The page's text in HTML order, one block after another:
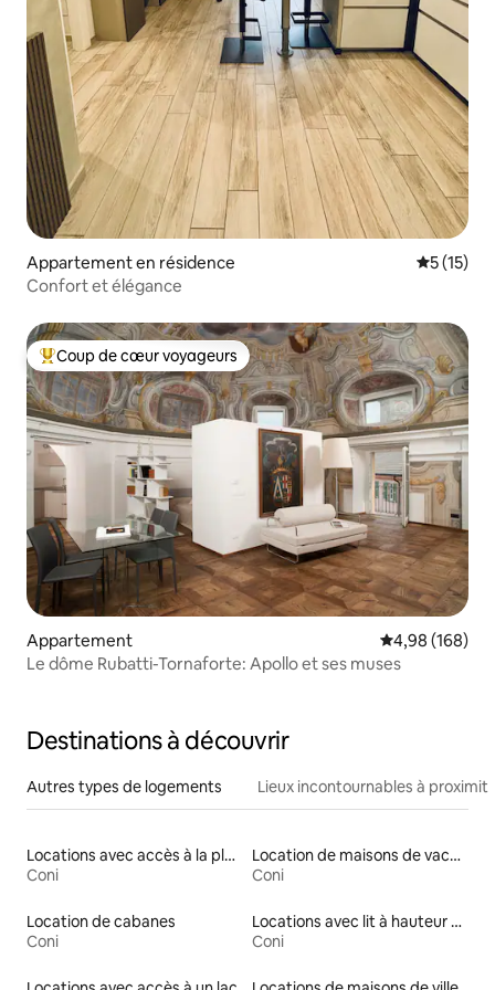
Appartement en résidence
5 (15)
Confort et élégance
Coups de cœur voyageurs les plus appréciés
Coup de cœur voyageurs
Appartement Évaluation
4,98 (168)
Le dôme Rubatti-Tornaforte: Apollo et ses muses
Destinations à découvrir
Autres types de logements Lieux incontournables à
Locations avec accès à la plage
Coni
Location de maisons de vacances
Coni
Location de cabanes
Coni
Locations avec lit à hauteur adaptée
Coni